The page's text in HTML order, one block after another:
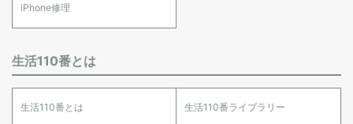
iPhone修理
生活110番とは
生活110番とは 生活110番ライブラリー